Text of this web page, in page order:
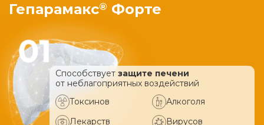
Гепарамакс® Форте
Способствует защите печени
от неблагоприятных воздействий
Токсинов
Алкоголя
Лекарств
Вирусов